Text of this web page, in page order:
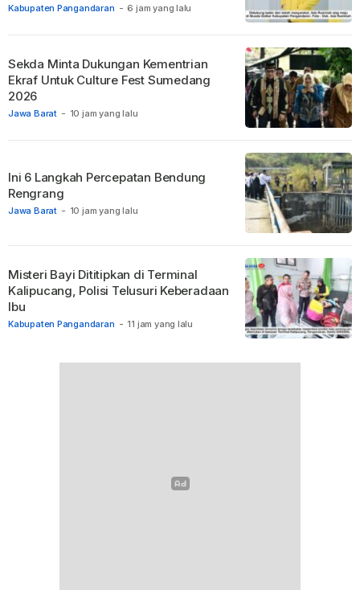
Kabupaten Pangandaran - 6 jam yang lalu
Jawa Barat - 10 jam yang lalu
Sekda Minta Dukungan Kementrian
Ekraf Untuk Culture Fest Sumedang
2026
Jawa Barat - 10 jam yang lalu
Ini 6 Langkah Percepatan Bendung
Rengrang
Kabupaten Pangandaran - 11 jam yang lalu
Misteri Bayi Dititipkan di Terminal
Kalipucang, Polisi Telusuri Keberadaan
Ibu